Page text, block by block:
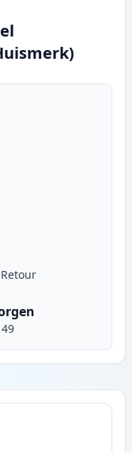
LC900Y geel